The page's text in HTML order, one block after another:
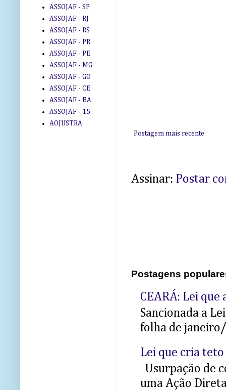
Postagem mais recente
Assinar: Postar
Postagens
CEARÁ: Lei
Sancionada a
folha de
Lei que cria
Usurpação de
uma Ação
ASSOJAF - SP
ASSOJAF - RJ
ASSOJAF - RS
ASSOJAF - PR
ASSOJAF - PE
ASSOJAF - MG
ASSOJAF - GO
ASSOJAF - CE
ASSOJAF - BA
ASSOJAF - 15
AOJUSTRA